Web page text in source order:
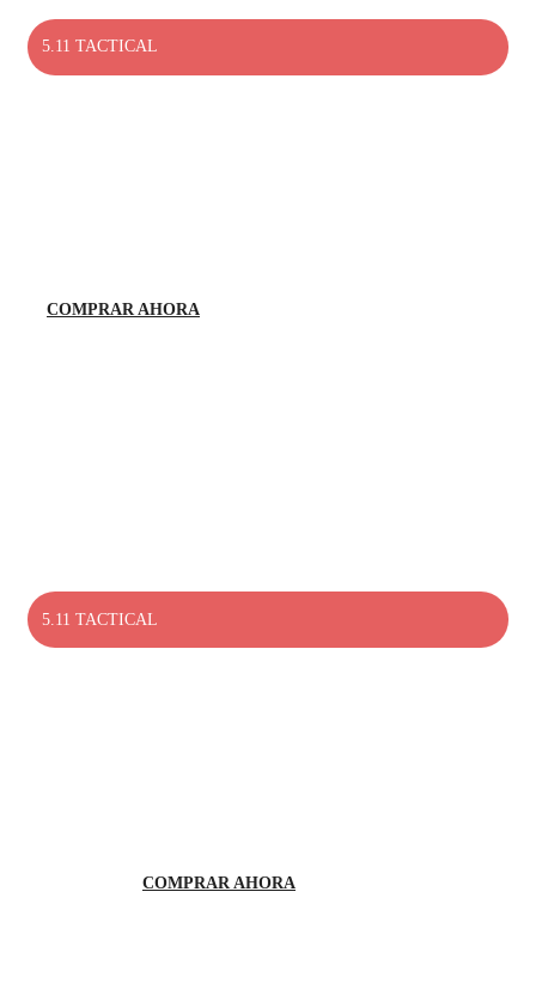
5.11 TACTICAL
COMPRAR AHORA
5.11 TACTICAL
COMPRAR AHORA